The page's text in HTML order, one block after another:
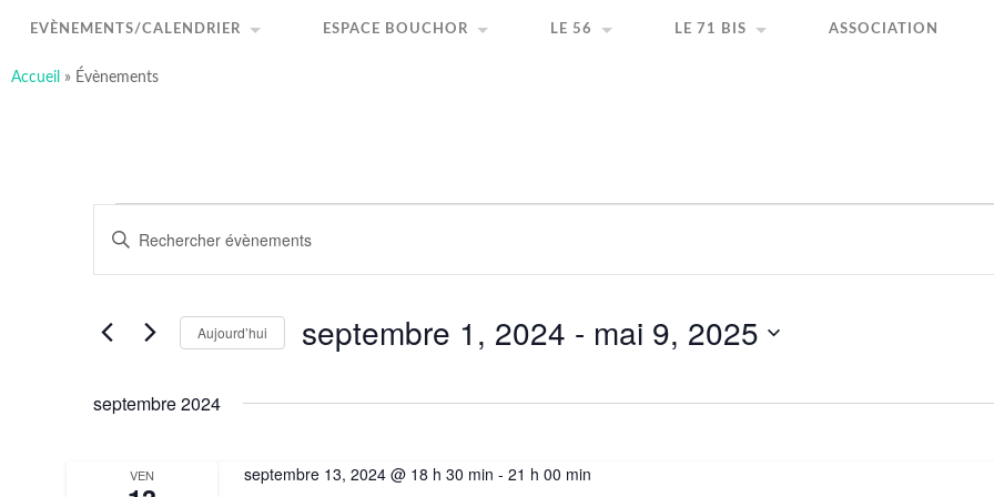
art-sous-x
Association ayant pour but de favoriser et promouvoir la création artistique
EVÈNEMENTS/CALENDRIER ESPACE BOUCHOR LE 56 LE 71 BIS ASSOCIATION
Accueil » Évènements
navigation
vues
mot-
Rechercher
clé.
Aujourd’hui septembre 1, 2024 - mai 9, 2025
septembre 2024
VEN septembre 13, 2024 @ 18 h 30 min - 21 h 00 min